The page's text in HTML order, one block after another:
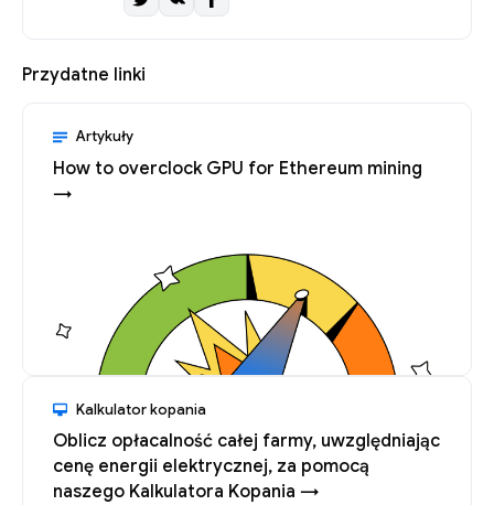
Przydatne linki
Artykuły
How to overclock GPU for Ethereum mining
→
Kalkulator kopania
Oblicz opłacalność całej farmy, uwzględniając
cenę energii elektrycznej, za pomocą
naszego Kalkulatora Kopania →